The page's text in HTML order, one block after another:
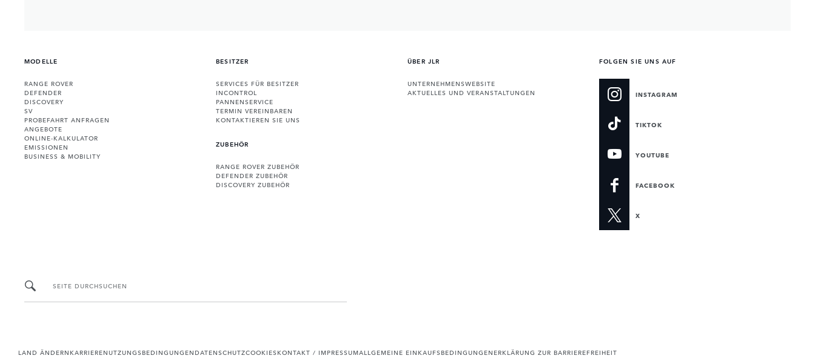
MODELLE
RANGE ROVER
DEFENDER
DISCOVERY
SV
PROBEFAHRT ANFRAGEN
ANGEBOTE
ONLINE-KALKULATOR
EMISSIONEN
BUSINESS & MOBILITY
BESITZER
SERVICES FÜR BESITZER
INCONTROL
PANNENSERVICE
TERMIN VEREINBAREN
KONTAKTIEREN SIE UNS
ZUBEHÖR
RANGE ROVER ZUBEHÖR
DEFENDER ZUBEHÖR
DISCOVERY ZUBEHÖR
ÜBER JLR
UNTERNEHMENSWEBSITE
AKTUELLES UND VERANSTALTUNGEN
FOLGEN SIE UNS AUF
INSTAGRAM
TIKTOK
YOUTUBE
FACEBOOK
X
SEITE DURCHSUCHEN
LAND ÄNDERNKARRIERENUTZUNGSBEDINGUNGENDATENSCHUTZCOOKIESKONTAKT / IMPRESSUMALLGEMEINE EINKAUFSBEDINGUNGENERKLÄRUNG ZUR BARRIEREFREIHEIT